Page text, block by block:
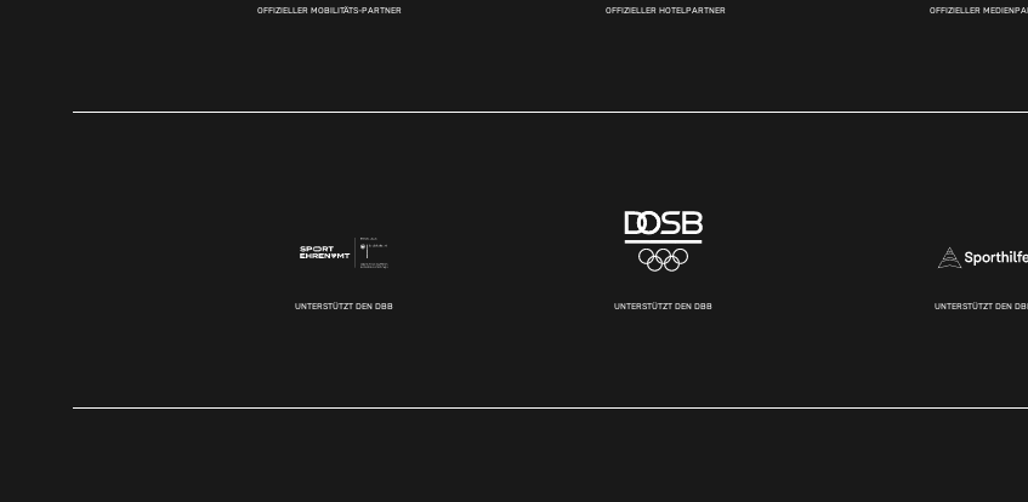
OFFIZIELLER MOBILITÄTS-PARTNER OFFIZIELLER HOTELPARTNER OFFIZIELLER
UNTERSTÜTZT DEN DBB UNTERSTÜTZT DEN DBB UNTERSTÜTZT DEN